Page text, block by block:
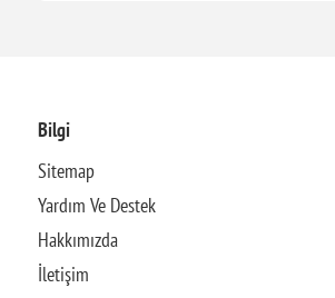
Bilgi
Sitemap
Yardım Ve Destek
Hakkımızda
İletişim